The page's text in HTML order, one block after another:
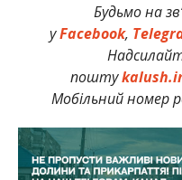
Будьмо на
уFacebook,
пошту
Мобільний номер